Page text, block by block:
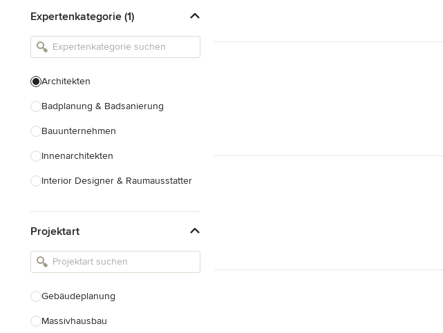
Expertenkategorie (1)
Architekten
Badplanung & Badsanierung
Bauunternehmen
Innenarchitekten
Interior Designer & Raumausstatter
Landschaftsarchitekten
Armaturen & Sanitärbedarf
Einbauschränke
Projektart
Gebäudeplanung
Massivhausbau